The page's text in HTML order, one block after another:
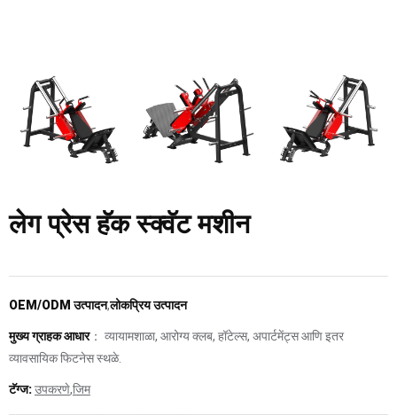
लेग प्रेस हॅक स्क्वॅट मशीन
OEM/ODM उत्पादन,लोकप्रिय उत्पादन
मुख्य ग्राहक आधार： व्यायामशाळा, आरोग्य क्लब, हॉटेल्स, अपार्टमेंट्स आणि इतर
व्यावसायिक फिटनेस स्थळे.
टॅग्ज:उपकरणे,जिम